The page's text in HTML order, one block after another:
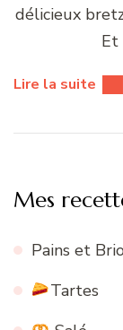
délicieux
Et
Lire la suite
Mes
Pains et
Tartes